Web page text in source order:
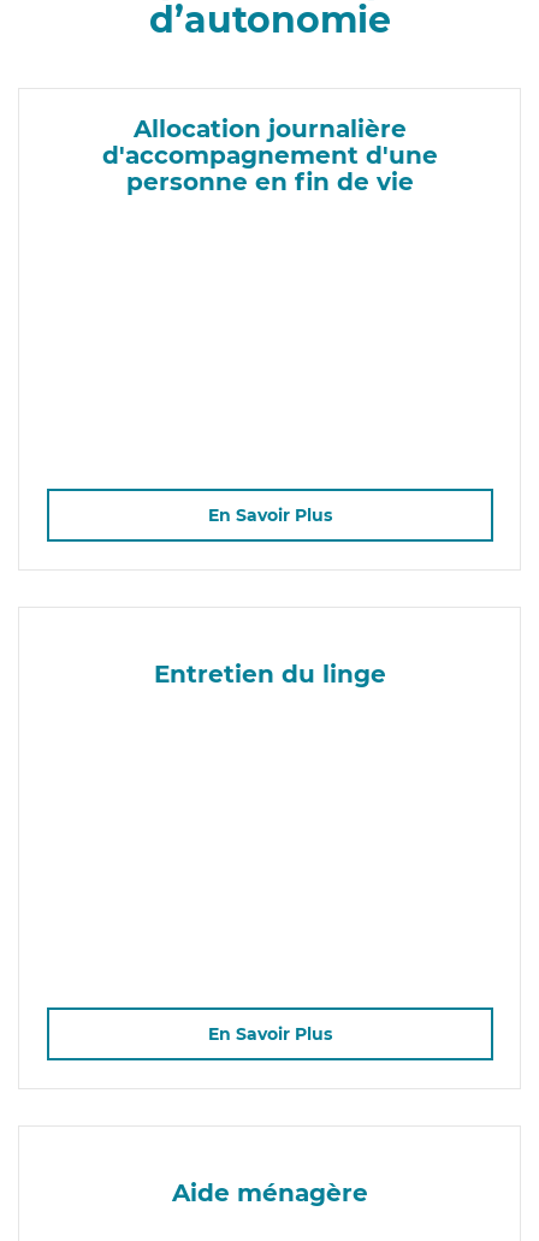
d’autonomie
Allocation journalière
d'accompagnement d'une
personne en fin de vie
En Savoir Plus
Entretien du linge
En Savoir Plus
Aide ménagère